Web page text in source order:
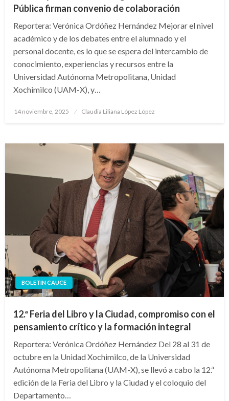
Pública firman convenio de colaboración
Reportera: Verónica Ordóñez Hernández Mejorar el nivel
académico y de los debates entre el alumnado y el
personal docente, es lo que se espera del intercambio de
conocimiento, experiencias y recursos entre la
Universidad Autónoma Metropolitana, Unidad
Xochimilco (UAM-X), y…
Publicado
14 noviembre, 2025 Claudia Liliana López López
BOLETIN CAUCE
12.ª Feria del Libro y la Ciudad, compromiso con el
pensamiento crítico y la formación integral
Reportera: Verónica Ordóñez Hernández Del 28 al 31 de
octubre en la Unidad Xochimilco, de la Universidad
Autónoma Metropolitana (UAM-X), se llevó a cabo la 12.ª
edición de la Feria del Libro y la Ciudad y el coloquio del
Departamento…